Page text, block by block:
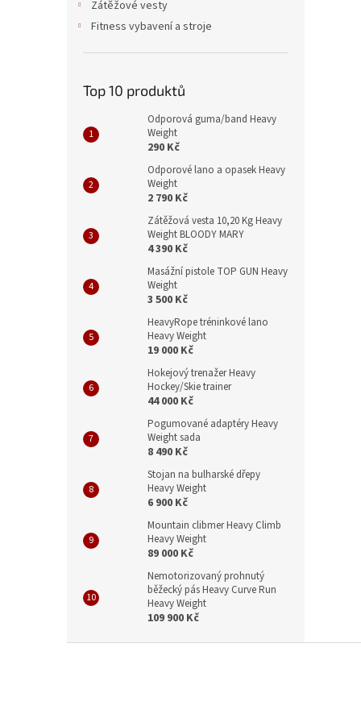
Zátěžové vesty
Fitness vybavení a stroje
Top 10 produktů
Odporová guma/band Heavy
Weight
290 Kč
Odporové lano a opasek Heavy
Weight
2 790 Kč
Zátěžová vesta 10,20 Kg Heavy
Weight BLOODY MARY
4 390 Kč
Masážní pistole TOP GUN Heavy
Weight
3 500 Kč
HeavyRope tréninkové lano
Heavy Weight
19 000 Kč
Hokejový trenažer Heavy
Hockey/Skie trainer
44 000 Kč
Pogumované adaptéry Heavy
Weight sada
8 490 Kč
Stojan na bulharské dřepy
Heavy Weight
6 900 Kč
Mountain clibmer Heavy Climb
Heavy Weight
89 000 Kč
Nemotorizovaný prohnutý
běžecký pás Heavy Curve Run
Heavy Weight
109 900 Kč